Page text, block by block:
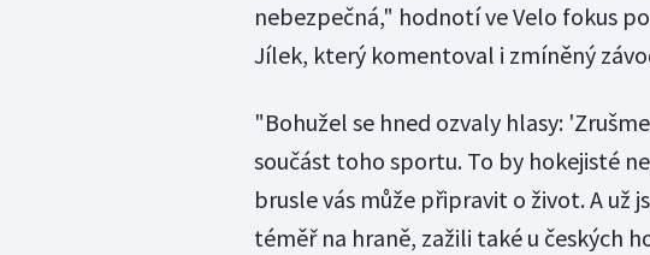
nebezpečná," hodnotí ve Velo fokus
Jílek, který komentoval i zmíněný
"Bohužel se hned ozvaly hlasy:
součást toho sportu. To by hokejisté
brusle vás může připravit o život. A
téměř na hraně, zažili také u českých